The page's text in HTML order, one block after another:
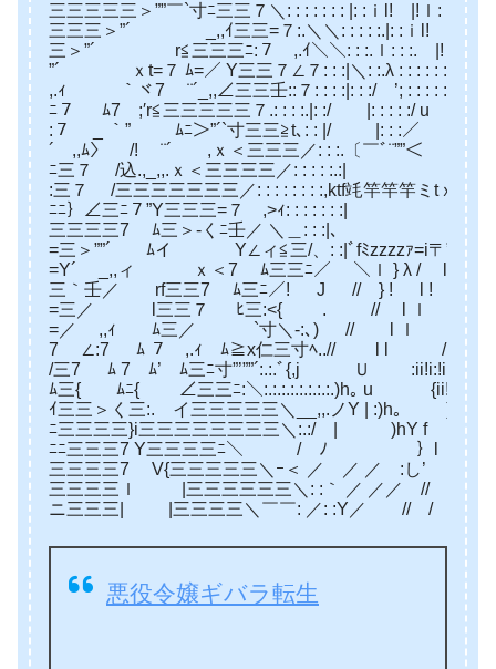
三三三三三＞””￣`寸ﾆ三三７＼: : : : : : : |: :
三三三＞”´ _,,ｲ三三=７:.＼＼: : : : :.|: :ｉl! |!
三＞”´ r≦三三三ﾆ:７ ,.ｲ＼＼: : :.ｌ: : :. |!ｌ: : :./
”´ ｘt=７ ﾑ=／ Y三三７∠７: : :|＼: :.λ : : : : : : / :|: : : /
,.ｨ ｀ヾ7 ¨´_,,∠三三壬::７: : : :|: : :/ ’; : : : : :
ﾆ７ ﾑ7 ;′r≦三三三三三７.: : : :.|: :/ |: : : : :/ u
:７ _ ｀” ﾑﾆ＞”´`寸三三≧t､: : |/ |: : :／
´ ,,ﾑ〉 /! ¨´ ,ｘ＜三三三／: : :.〔￣ﾞ¨””＜
ﾆ三７ /込.,_,,.ｘ＜三三三三／: : : : :.:|
:三７ /三三三三三三三／: : : : : : : :,ktf竓竿竿
ﾆﾆ｝∠三ﾆ７”Y三三三=７ ,>ｨ: :
三三三三7 ﾑ三＞‐くﾆ壬
=三＞””´ ﾑイ Y∠ィ≦三/、: :|ﾞfﾐzzzzｧ
=Y´ _,,ィ ｘ＜7 ﾑ三三ﾆ／ ＼ｌ } λ
三｀壬／ rf三三7 ﾑ三ﾆ／! J //
=三／ l三三７ ﾋ三:<{ ゞ. // l ｌ .l.l ∠
=／ ,,ｨ ﾑ三／ `寸＼-:､) // l ｌ ｌj /
7 ∠:7 ﾑ ７ ,.ｨ ﾑ≧x仁三寸ﾍ..// l l /ii!ii!ii!i!i!
/三7 ﾑ 7 ﾑ’ ﾑ三ﾆ寸”’””´:.:.ﾞ{,j Ｕ
ﾑ三{ ﾑﾆ{ ∠三三ﾆ:＼:.:.:.:.:.:.:.:.)h｡ u {ii!i.!i:!
ｲ三三＞く三:.ゝイ三三三三三＼__,,.ノY
ﾆ三三三三}i三三三三三三三三＼:.:/ | )hY f
ﾆﾆ三三三7 Y三三三三ﾆ＼￣￣￣/ ﾉ ｝l
三三三三7 V{三三三三三＼ｰ＜ ／ ／ ／ :し’ ≧=-r
三三三三ｌ |三三三三三三＼: :｀ ／ ／／ //
ニ三三三| |三三三三＼￣￣: ／: :Y／ // /
悪役令嬢ギバラ転生